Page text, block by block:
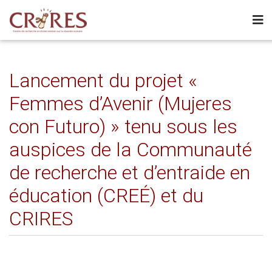
Lancement du projet «
Femmes d’Avenir (Mujeres
con Futuro) » tenu sous les
auspices de la Communauté
de recherche et d’entraide en
éducation (CREÉ) et du
CRIRES